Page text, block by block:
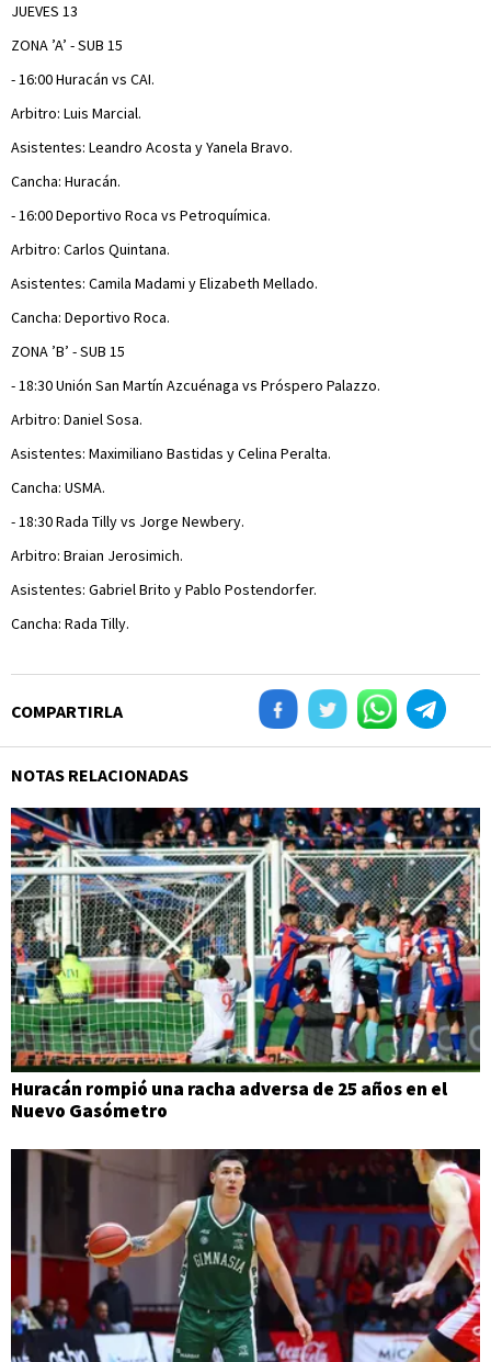
JUEVES 13
ZONA ’A’ - SUB 15
- 16:00 Huracán vs CAI.
Arbitro: Luis Marcial.
Asistentes: Leandro Acosta y Yanela Bravo.
Cancha: Huracán.
- 16:00 Deportivo Roca vs Petroquímica.
Arbitro: Carlos Quintana.
Asistentes: Camila Madami y Elizabeth Mellado.
Cancha: Deportivo Roca.
ZONA ’B’ - SUB 15
- 18:30 Unión San Martín Azcuénaga vs Próspero Palazzo.
Arbitro: Daniel Sosa.
Asistentes: Maximiliano Bastidas y Celina Peralta.
Cancha: USMA.
- 18:30 Rada Tilly vs Jorge Newbery.
Arbitro: Braian Jerosimich.
Asistentes: Gabriel Brito y Pablo Postendorfer.
Cancha: Rada Tilly.
COMPARTIRLA
NOTAS RELACIONADAS
Huracán rompió una racha adversa de 25 años en el
Nuevo Gasómetro